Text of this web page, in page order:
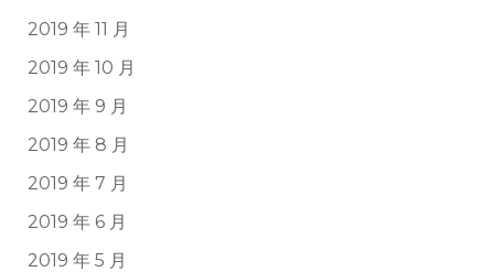
2019 年 11 月
2019 年 10 月
2019 年 9 月
2019 年 8 月
2019 年 7 月
2019 年 6 月
2019 年 5 月